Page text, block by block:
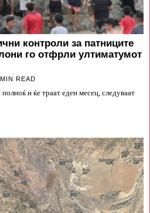
контроли за патниците
го отфрли ултиматумот
READ
и ќе траат еден месец, следуваат